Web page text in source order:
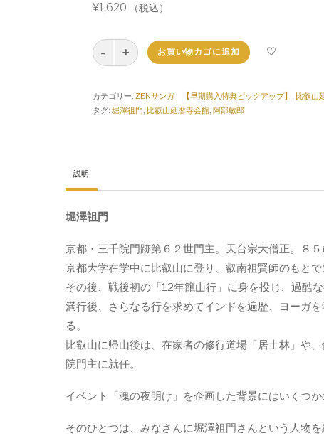
¥1,620 （税込）
暦
寺
と
澤
門
&
阿
郎
【無
料
ン
ル
お買い物カゴに追加
カテゴリー: ZENサンガ 【早期購入特典ピックアップ】
比叡山
タグ: 堀澤祖門 比叡山延暦寺会館, 阿部敏郎
説明
堀澤祖門
京都・三千院門跡第６２世門主。天台宗大僧正。８５
京都大学在学中に比叡山に登り、叡南祖賢師のもとで
その後、戦後初の「12年籠山行」に身を投じ、過酷な
満行後、さらなる行を求めてインドを遍歴、ヨーガ
る。
比叡山に帰山後は、在家者の修行道場「居士林」や
院門主に就任。
イベント「魂の夜明け」を企画した背景にはいくつか
そのひとつは、みなさんに堀澤祖門さんという人物を